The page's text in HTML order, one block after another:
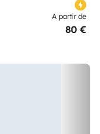
A partir de
80 €